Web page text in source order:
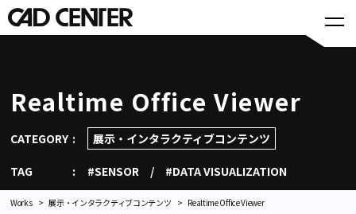
Realtime Office Viewer
CATEGORY 展示・インタラクティブコンテンツ
TAG #SENSOR #DATA VISUALIZATION
Works 展示・インタラクティブコンテンツ Realtime Office Viewer